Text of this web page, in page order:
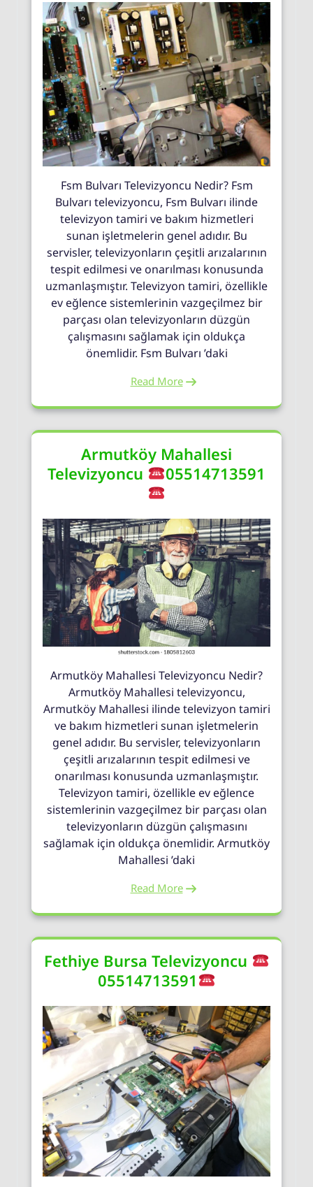
Fsm Bulvarı Televizyoncu Nedir? Fsm
Bulvarı televizyoncu, Fsm Bulvarı ilinde
televizyon tamiri ve bakım hizmetleri
sunan işletmelerin genel adıdır. Bu
servisler, televizyonların çeşitli arızalarının
tespit edilmesi ve onarılması konusunda
uzmanlaşmıştır. Televizyon tamiri, özellikle
ev eğlence sistemlerinin vazgeçilmez bir
parçası olan televizyonların düzgün
çalışmasını sağlamak için oldukça
önemlidir. Fsm Bulvarı ’daki
Read More
Armutköy Mahallesi
Televizyoncu
05514713591
Armutköy Mahallesi Televizyoncu Nedir?
Armutköy Mahallesi televizyoncu,
Armutköy Mahallesi ilinde televizyon tamiri
ve bakım hizmetleri sunan işletmelerin
genel adıdır. Bu servisler, televizyonların
çeşitli arızalarının tespit edilmesi ve
onarılması konusunda uzmanlaşmıştır.
Televizyon tamiri, özellikle ev eğlence
sistemlerinin vazgeçilmez bir parçası olan
televizyonların düzgün çalışmasını
sağlamak için oldukça önemlidir. Armutköy
Mahallesi ’daki
Read More
Fethiye Bursa Televizyoncu
05514713591